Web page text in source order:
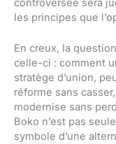
controversée sera
les principes que
En creux, la
celle-ci : comment
stratège d’union,
réforme sans
modernise sans
Boko n’est pas
symbole d’une